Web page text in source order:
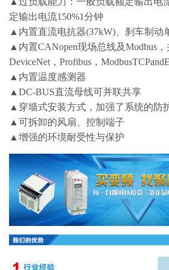
定输出电流150%1分钟
▲内置直流电抗器(37kW)、刹车制动
▲内置CANopen现场总线及Modbus，
DeviceNet，Profibus，
▲内置温度感测器
▲DC-BUS直流母线可并联共享
▲穿墙式安装方式，加强了系统的防
▲可拆卸的风扇、控制端子
▲增强的环境耐受性与保护